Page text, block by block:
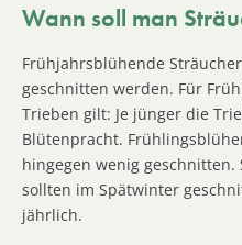
Wann soll man
Frühjahrsblühende
geschnitten werden. Für
Trieben gilt: Je jünger die
Blütenpracht.
hingegen wenig
sollten im Spätwinter
jährlich.